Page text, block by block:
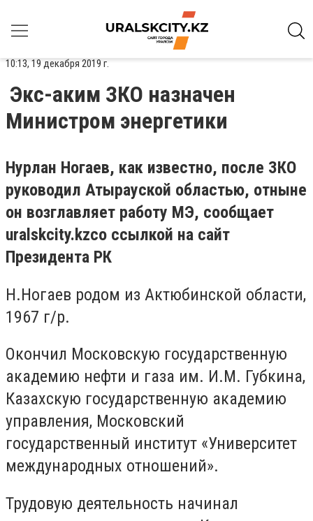
10:13, 19 декабря 2019 г.
Экс-аким ЗКО назначен
Министром энергетики
Нурлан Ногаев, как известно, после ЗКО
руководил Атырауской областью, отныне
он возглавляет работу МЭ, сообщает
uralskcity.kzсо ссылкой на сайт
Президента РК
Н.Ногаев родом из Актюбинской области,
1967 г/р.
Окончил Московскую государственную
академию нефти и газа им. И.М. Губкина,
Казахскую государственную академию
управления, Московский
государственный институт «Университет
международных отношений».
Трудовую деятельность начинал